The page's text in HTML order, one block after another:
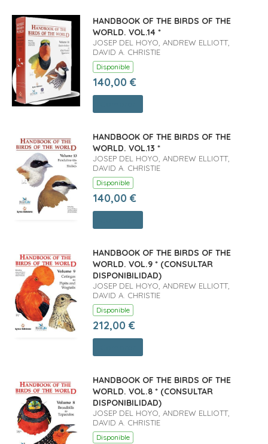
HANDBOOK OF THE BIRDS OF THE
WORLD. VOL.14 *
JOSEP DEL HOYO, ANDREW ELLIOTT,
DAVID A. CHRISTIE
Disponible
140,00 €
HANDBOOK OF THE BIRDS OF THE
WORLD. VOL.13 *
JOSEP DEL HOYO, ANDREW ELLIOTT,
DAVID A. CHRISTIE
Disponible
140,00 €
HANDBOOK OF THE BIRDS OF THE
WORLD. VOL.9 * (CONSULTAR
DISPONIBILIDAD)
JOSEP DEL HOYO, ANDREW ELLIOTT,
DAVID A. CHRISTIE
Disponible
212,00 €
HANDBOOK OF THE BIRDS OF THE
WORLD. VOL.8 * (CONSULTAR
DISPONIBILIDAD)
JOSEP DEL HOYO, ANDREW ELLIOTT,
DAVID A. CHRISTIE
Disponible